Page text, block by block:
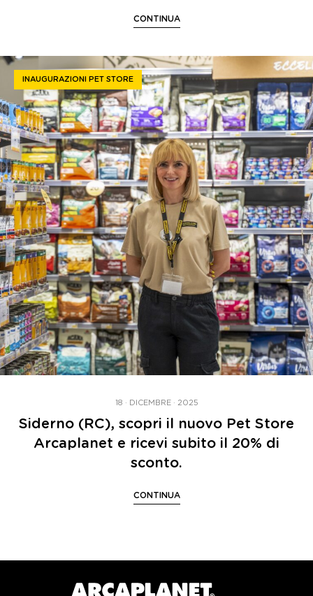
CONTINUA
INAUGURAZIONI PET STORE
18 · DICEMBRE · 2025
Siderno (RC), scopri il nuovo Pet Store
Arcaplanet e ricevi subito il 20% di
sconto.
CONTINUA